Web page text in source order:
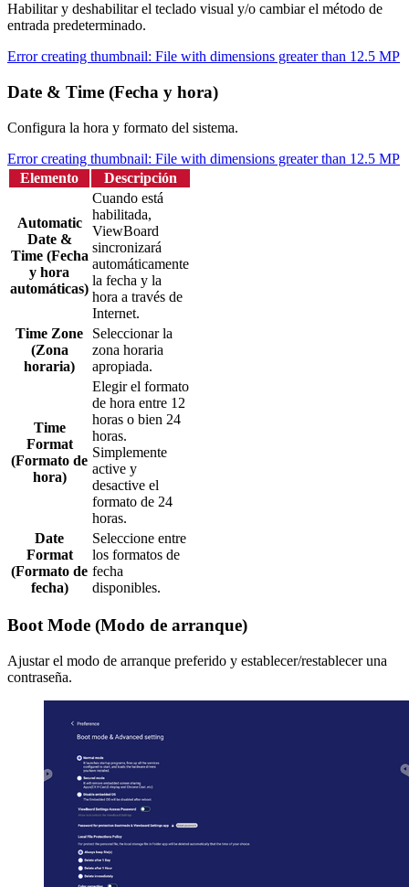
Habilitar y deshabilitar el teclado visual y/o cambiar el método de
entrada predeterminado.
Error creating thumbnail: File with dimensions greater than 12.5 MP
Date & Time (Fecha y hora)
Configura la hora y formato del sistema.
Error creating thumbnail: File with dimensions greater than 12.5 MP
Elemento
Descripción
Automatic
Date &
Time (Fecha
y hora
automáticas)
Cuando está
habilitada,
ViewBoard
sincronizará
automáticamente
la fecha y la
hora a través de
Internet.
Time Zone
(Zona
horaria)
Seleccionar la
zona horaria
apropiada.
Time
Format
(Formato de
hora)
Elegir el formato
de hora entre 12
horas o bien 24
horas.
Simplemente
active y
desactive el
formato de 24
horas.
Date
Format
(Formato de
fecha)
Seleccione entre
los formatos de
fecha
disponibles.
Boot Mode (Modo de arranque)
Ajustar el modo de arranque preferido y establecer/restablecer una
contraseña.